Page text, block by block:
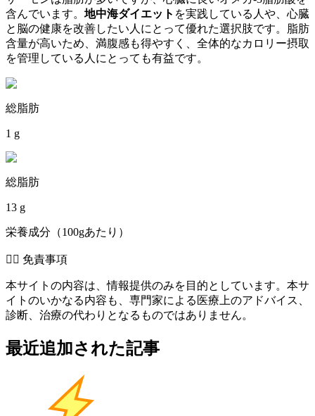
含んでいます。 地中海ダイエット を実践している人や、心臓
と脳の健康を改善したい人にとって優れた選択肢です。脂肪
含量が高いため、満腹感も得やすく、全体的なカロリー摂取
を管理している人にとっても有益です。
総脂肪
1 g
総脂肪
13 g
栄養成分（100gあたり）
👨‍⚕️️ 免責事項
本サイトの内容は、情報提供のみを目的としています。本サ
イトのいかなる内容も、専門家による医療上のアドバイス、
診断、治療の代わりとなるものではありません。
最近追加された記事